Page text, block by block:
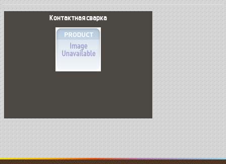
Контактная сварка